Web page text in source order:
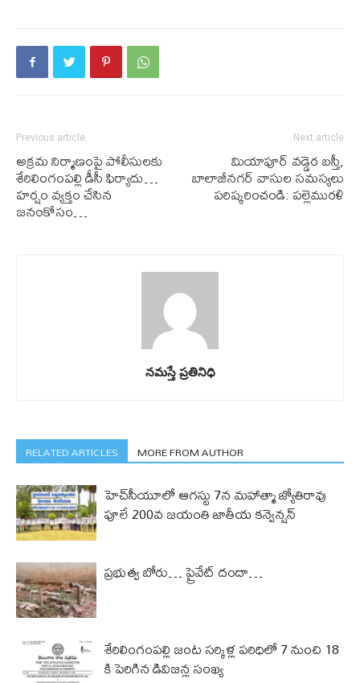
Previous article
అక్ర‌మ నిర్మాణంపై పోలీసుల‌కు
శేరిలింగంప‌ల్లి డీసీ ఫిర్యాదు…
హ‌ర్షం వ్య‌క్తం చేసిన
జ‌నంకోసం…
Next article
మియాపూర్ వ‌డ్డెర బ‌స్తీ,
బాలాజీన‌గ‌ర్ వాసుల స‌మ‌స్య‌లు
ప‌రిష్క‌రించండి: ప‌ల్లెముర‌ళి
నమస్తే ప్రతినిధి
RELATED ARTICLES MORE FROM AUTHOR
హెచ్‌సీయూలో ఆగస్టు 7న మహాత్మా జ్యోతిరావు
పూలే 200వ జయంతి జాతీయ కన్వెన్షన్
ప్రభుత్వ బోరు… ప్రైవేట్ దందా…
శేరిలింగంపల్లి జంట సర్కిళ్ల పరిధిలో 7 నుంచి 18
కి పెరిగిన డివిజన్ల సంఖ్య